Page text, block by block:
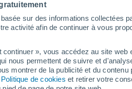
sur des informations collectées
activité afin de continuer à vous
continuer », vous accédez au site
nous permettent de suivre et
montrer de la publicité et du
Politique de cookies et retirer votre
de Karaganda
province de
Toute la journée Symbole